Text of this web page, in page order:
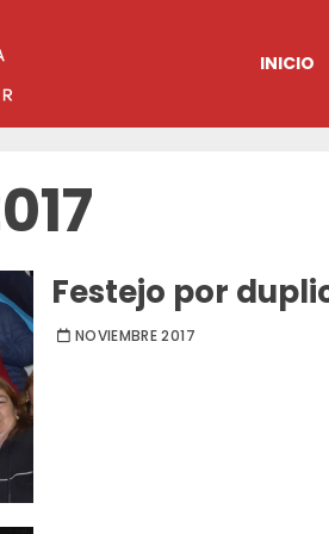
INICIO
Festejo por
NOVIEMBRE 2017